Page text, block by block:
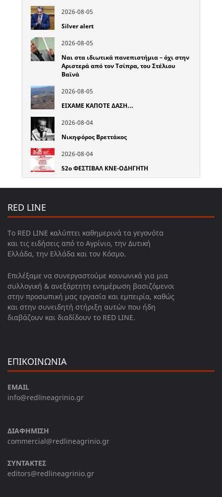
2026-08-05
Silver alert
2026-08-05
Ναι στα ιδιωτικά πανεπιστήμια – όχι στην
Αριστερά από τον Τσίπρα, του Στέλιου
Βαϊνά
2026-08-05
ΕΙΧΑΜΕ ΚΑΠΟΤΕ ΔΑΣΗ…
2026-08-04
Νικηφόρος Βρεττάκος
2026-08-04
52o ΦΕΣΤΙΒΑΛ ΚΝΕ-ΟΔΗΓΗΤΗ
RED LINE
Το RED LINE καλύπτει καθημερινά τα γεγονότα
και τις ειδήσεις από το Αγρίνιο, την Δυτική
Ελλάδα, την Ελλάδα και τον Κόσμο.
Επιλέξαμε να συνεργαστούμε κοινωνικά για μια
συλλογική & ανεξάρτητη ενημέρωση βασιζόμενοι
στην προσωπική μας εργασία και εμπειρία, καθώς
και στην συνειδητή στήριξη αυτών που ήδη
διαβάζουν και διαδίδουν το RED LINE.
ΕΠΙΚΟΙΝΩΝΙΑ
EMAIL
info@redlineagrinio.gr
ΔΙΑΦΗΜΙΣΗ
commercial@redlineagrinio.gr
ΣΥΝΤΑΚΤΕΣ
editors@redlineagrinio.gr